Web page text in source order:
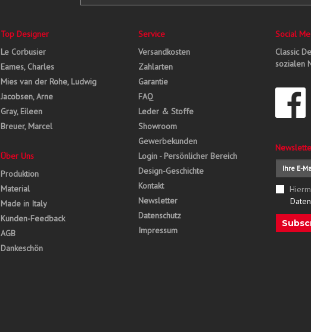
Top Designer
Le Corbusier
Eames, Charles
Mies van der Rohe, Ludwig
Jacobsen, Arne
Gray, Eileen
Breuer, Marcel
Über Uns
Produktion
Material
Made in Italy
Kunden-Feedback
AGB
Dankeschön
Service
Versandkosten
Zahlarten
Garantie
FAQ
Leder & Stoffe
Showroom
Gewerbekunden
Login - Persönlicher Bereich
Design-Geschichte
Kontakt
Newsletter
Datenschutz
Impressum
Social
Classic
sozialen